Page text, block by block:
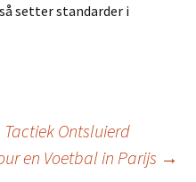
setter standarder i
Tactiek Ontsluierd
en Voetbal in Parijs →